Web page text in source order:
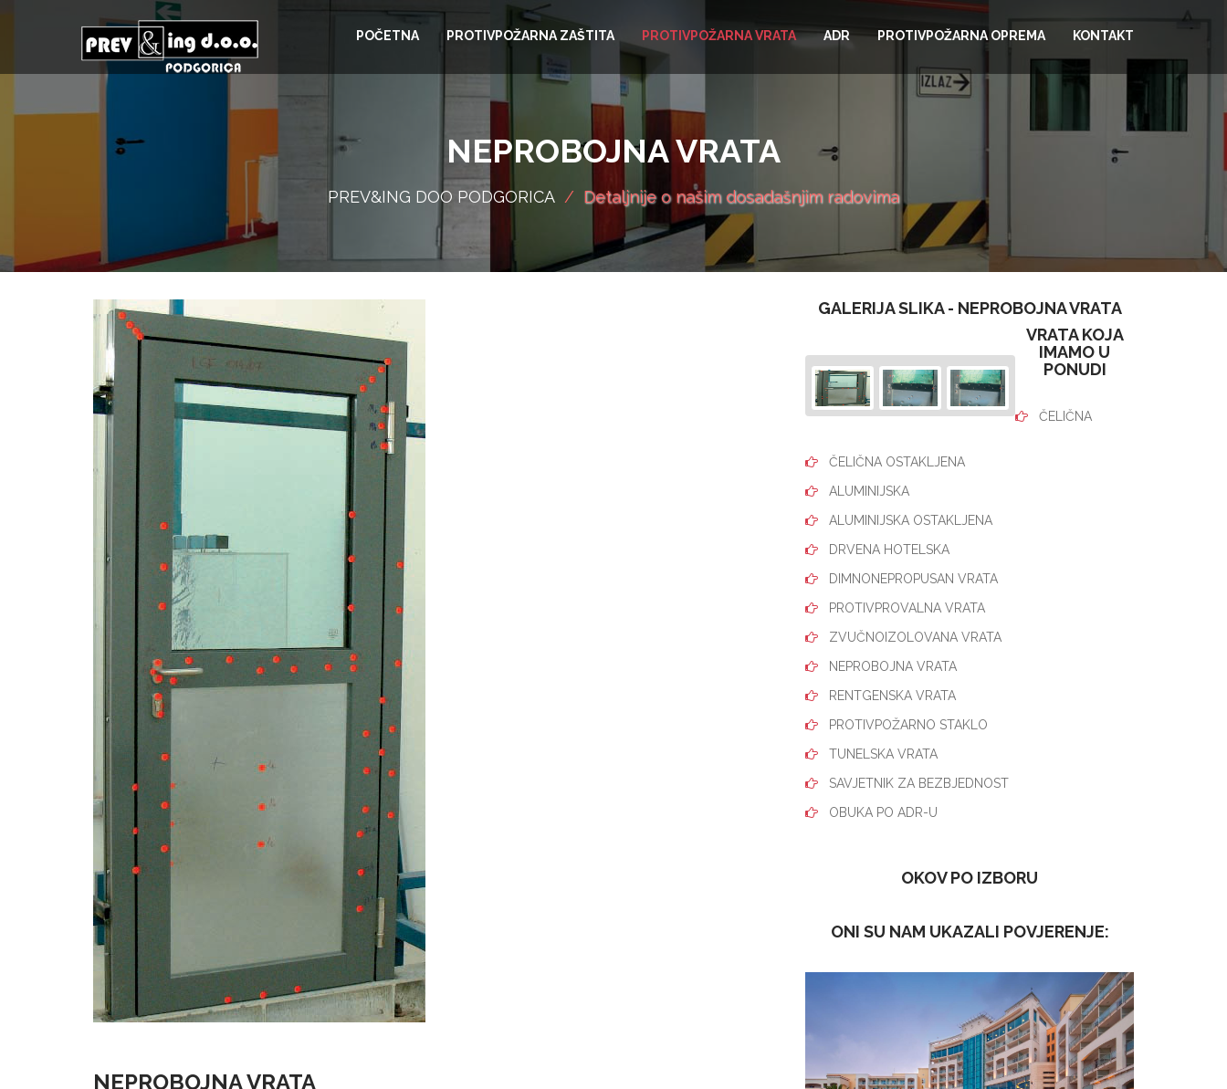
POČETNA PROTIVPOŽARNA ZAŠTITA PROTIVPOŽARNA VRATA ADR PROTIVPOŽARNA OPREMA KONTAKT
NEPROBOJNA VRATA
PREV&ING DOO PODGORICA / Detaljnije o našim dosadašnjim radovima
NEPROBOJNA VRATA
GALERIJA SLIKA - NEPROBOJNA VRATA
VRATA KOJA
IMAMO U
PONUDI
ČELIČNA
ČELIČNA OSTAKLJENA
ALUMINIJSKA
ALUMINIJSKA OSTAKLJENA
DRVENA HOTELSKA
DIMNONEPROPUSAN VRATA
PROTIVPROVALNA VRATA
ZVUČNOIZOLOVANA VRATA
NEPROBOJNA VRATA
RENTGENSKA VRATA
PROTIVPOŽARNO STAKLO
TUNELSKA VRATA
SAVJETNIK ZA BEZBJEDNOST
OBUKA PO ADR-U
OKOV PO IZBORU
ONI SU NAM UKAZALI POVJERENJE: